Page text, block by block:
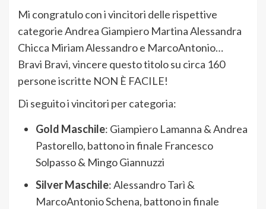
Mi congratulo con i vincitori delle rispettive
categorie Andrea Giampiero Martina Alessandra
Chicca Miriam Alessandro e MarcoAntonio…
Bravi Bravi, vincere questo titolo su circa 160
persone iscritte NON È FACILE!
Di seguito i vincitori per categoria:
Gold Maschile: Giampiero Lamanna & Andrea
Pastorello, battono in finale Francesco
Solpasso & Mingo Giannuzzi
Silver Maschile: Alessandro Tarì &
MarcoAntonio Schena, battono in finale